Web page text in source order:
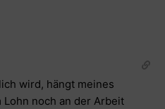
wird, hängt meines
noch an der Arbeit